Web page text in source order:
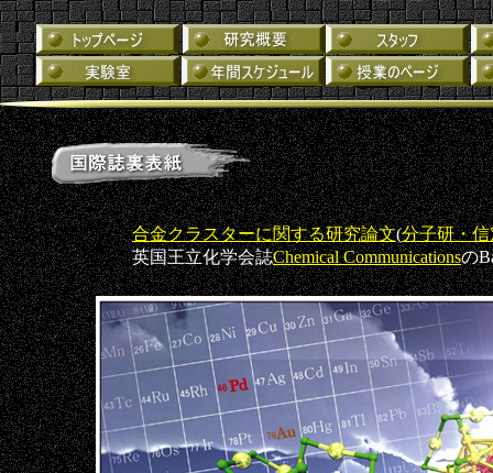
合金クラスターに関する研究論文(分子研・
英国王立化学会誌Chemical Communicationsの